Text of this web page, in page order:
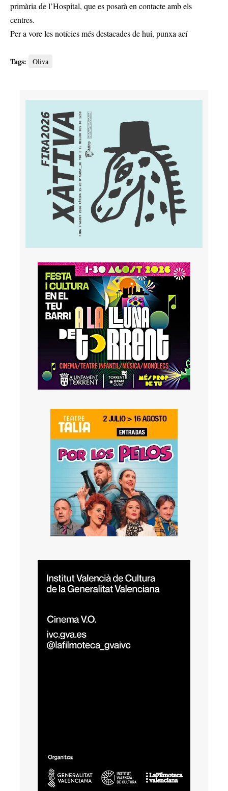
primària de l’Hospital, que es posarà en contacte amb els
centres.
Per a vore les notícies més destacades de hui, punxa ací
Tags: Oliva